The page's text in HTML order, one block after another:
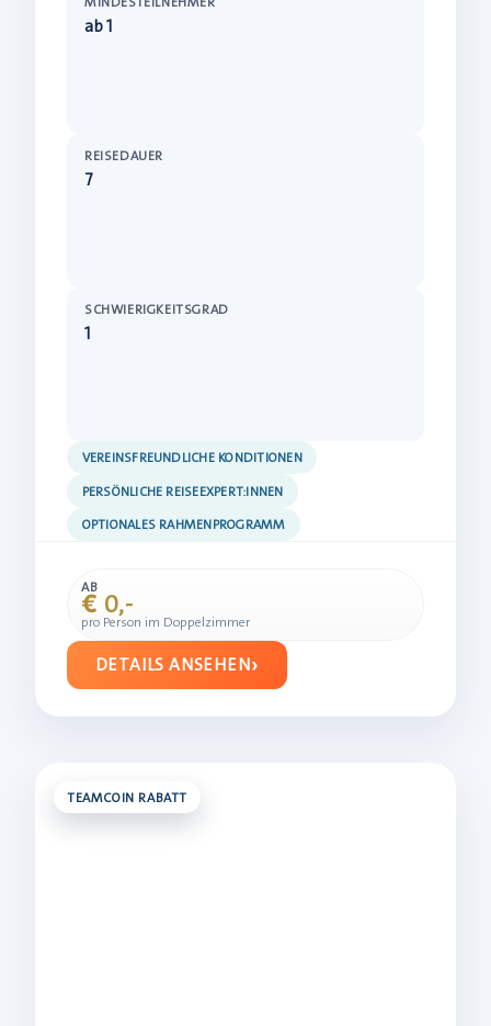
ab 1
REISEDAUER
7
SCHWIERIGKEITSGRAD
1
VEREINSFREUNDLICHE KONDITIONEN
PERSÖNLICHE REISEEXPERT:INNEN
OPTIONALES RAHMENPROGRAMM
AB
€ 0,-
pro Person im Doppelzimmer
DETAILS ANSEHEN
TEAMCOIN RABATT